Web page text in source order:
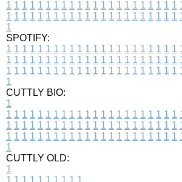
1 1 1 1 1 1 1 1 1 1 1 1 1 1 1 1 1 1 1 1 1 1
1 1 1 1 1 1 1 1 1 1 1 1 1 1 1 1 1 1 1 1 1 1
1
SPOTIFY:
1 1 1 1 1 1 1 1 1 1 1 1 1 1 1 1 1 1 1 1 1 1
1 1 1 1 1 1 1 1 1 1 1 1 1 1 1 1 1 1 1 1 1 1
1 1 1 1 1 1 1 1 1 1 1 1 1 1 1 1 1 1 1 1 1 1
1
CUTTLY BIO:
1
1 1 1 1 1 1 1 1 1 1 1 1 1 1 1 1 1 1 1 1 1 1
1 1 1 1 1 1 1 1 1 1 1 1 1 1 1 1 1 1 1 1 1 1
1 1 1 1 1 1 1 1 1 1 1 1 1 1 1 1 1 1 1 1 1 1
1
CUTTLY OLD:
1
1 1 1 1 1 1 1 1 1 1